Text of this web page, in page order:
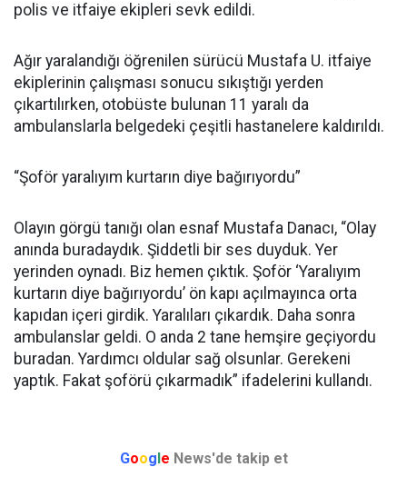
polis ve itfaiye ekipleri sevk edildi.
Ağır yaralandığı öğrenilen sürücü Mustafa U. itfaiye
ekiplerinin çalışması sonucu sıkıştığı yerden
çıkartılırken, otobüste bulunan 11 yaralı da
ambulanslarla belgedeki çeşitli hastanelere kaldırıldı.
“Şoför yaralıyım kurtarın diye bağırıyordu”
Olayın görgü tanığı olan esnaf Mustafa Danacı, “Olay
anında buradaydık. Şiddetli bir ses duyduk. Yer
yerinden oynadı. Biz hemen çıktık. Şoför ‘Yaralıyım
kurtarın diye bağırıyordu’ ön kapı açılmayınca orta
kapıdan içeri girdik. Yaralıları çıkardık. Daha sonra
ambulanslar geldi. O anda 2 tane hemşire geçiyordu
buradan. Yardımcı oldular sağ olsunlar. Gerekeni
yaptık. Fakat şoförü çıkarmadık” ifadelerini kullandı.
Google News'de takip et